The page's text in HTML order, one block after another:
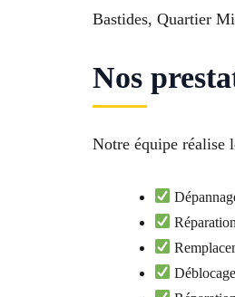
Bastides, Quartier
Nos
Notre équipe réalise